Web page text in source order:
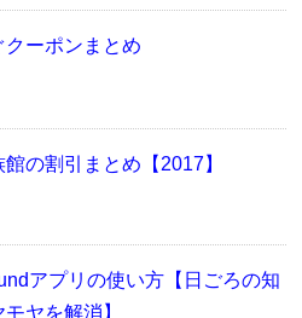
クーポンまとめ
の割引まとめ【2017】
アプリの使い方【日ごろの知
ヤを解消】